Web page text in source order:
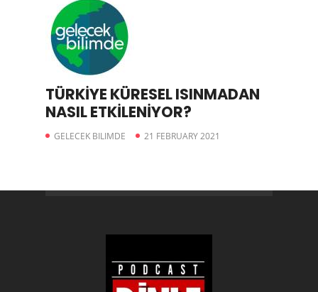
TÜRKİYE KÜRESEL ISINMADAN
NASIL ETKİLENİYOR?
GELECEK BILIMDE 21 FEBRUARY 2021